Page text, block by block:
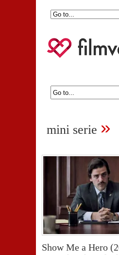
mini serie »
Show Me a Hero